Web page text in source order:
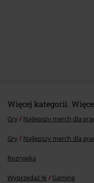
Więcej kategorii.
Gry Najlepszy merch dla
Gry Najlepszy merch dla
Rozrywka
Wyprzedaż % Gaming